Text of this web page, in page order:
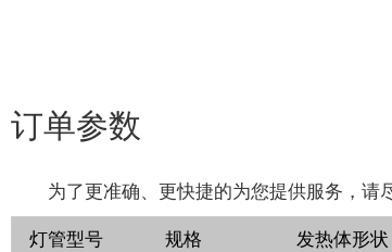
订单参数
为了更准确、更快捷的为您提供服务，请
灯管型号 规格 发热体形状